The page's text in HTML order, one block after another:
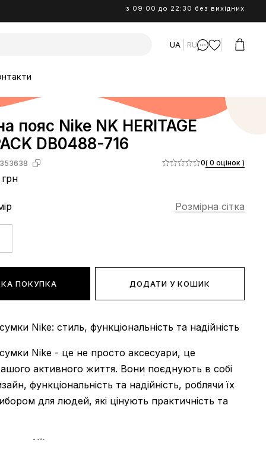
з 09:00 до 22:30 без вихідних
UA RU
пояс Nike NK HERITAGE
DB0488-716
0( 0 оцінок )
Розмірна сітка
ПОКУПКА ДОДАТИ У КОШИК
Nike: стиль, функціональність та надійність
Nike - це не просто аксесуари, це
активного життя. Вони поєднують в собі
функціональність та надійність, роблячи їх
для людей, які цінують практичність та
Nike: